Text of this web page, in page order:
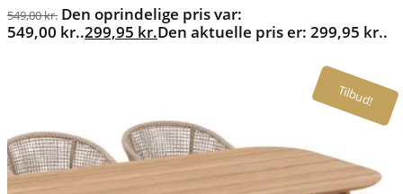
549,00kr. Den oprindelige pris var:
549,00 kr..299,95 kr.Den aktuelle pris er: 299,95 kr..
Tilbud!